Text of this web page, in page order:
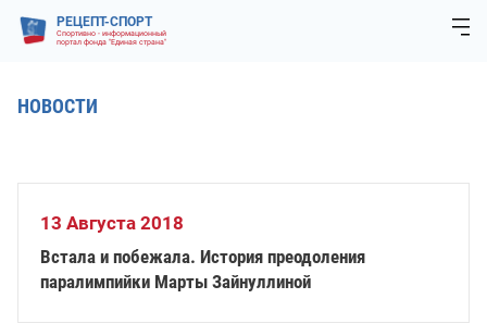
РЕЦЕПТ-СПОРТ
Спортивно - информационный
портал фонда "Единая страна"
НОВОСТИ
13 Августа 2018
Встала и побежала. История преодоления
паралимпийки Марты Зайнуллиной